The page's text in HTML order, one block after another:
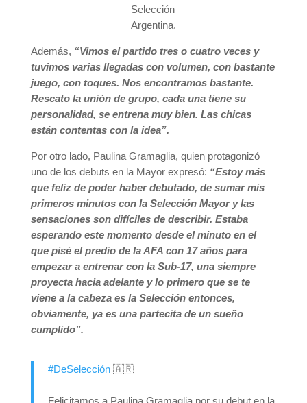
Selección
Argentina.
Además, “Vimos el partido tres o cuatro veces y
tuvimos varias llegadas con volumen, con bastante
juego, con toques. Nos encontramos bastante.
Rescato la unión de grupo, cada una tiene su
personalidad, se entrena muy bien. Las chicas
están contentas con la idea”.
Por otro lado, Paulina Gramaglia, quien protagonizó
uno de los debuts en la Mayor expresó: “Estoy más
que feliz de poder haber debutado, de sumar mis
primeros minutos con la Selección Mayor y las
sensaciones son difíciles de describir. Estaba
esperando este momento desde el minuto en el
que pisé el predio de la AFA con 17 años para
empezar a entrenar con la Sub-17, una siempre
proyecta hacia adelante y lo primero que se te
viene a la cabeza es la Selección entonces,
obviamente, ya es una partecita de un sueño
cumplido”.
#DeSelección🇦🇷
Felicitamos a Paulina Gramaglia por su debut en la